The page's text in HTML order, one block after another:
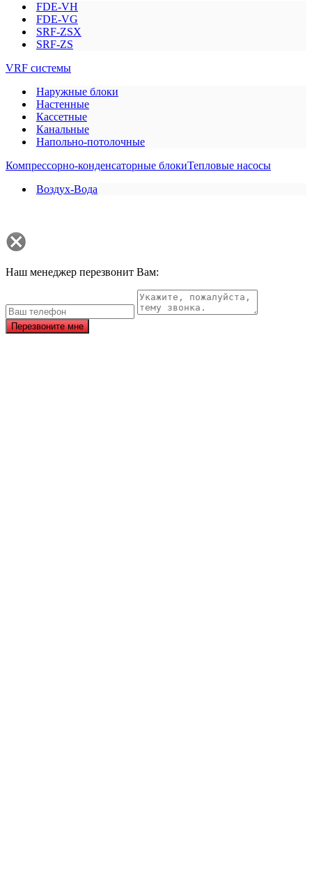
FDE-VH
FDE-VG
SRF-ZSX
SRF-ZS
VRF системы
Наружные блоки
Настенные
Кассетные
Канальные
Напольно-потолочные
Компрессорно-конденсаторные блокиТепловые насосы
Воздух-Вода
Наш менеджер перезвонит Вам:
Перезвоните мне